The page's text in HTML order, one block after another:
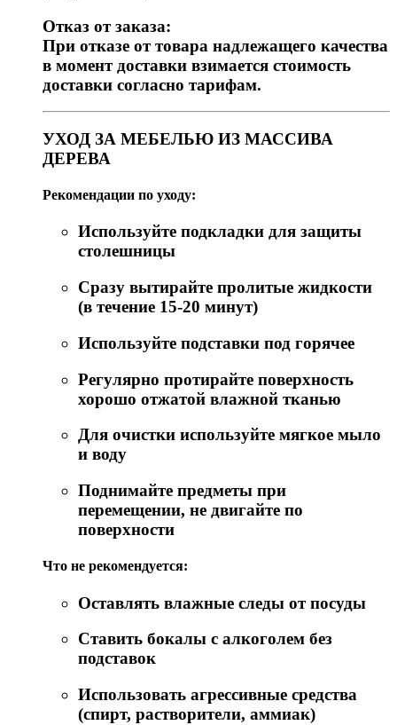
Отказ от заказа:
При отказе от товара надлежащего качества
в момент доставки взимается стоимость
доставки согласно тарифам.
УХОД ЗА МЕБЕЛЬЮ ИЗ МАССИВА
ДЕРЕВА
Рекомендации по уходу:
Используйте подкладки для защиты
столешницы
Сразу вытирайте пролитые жидкости
(в течение 15-20 минут)
Используйте подставки под горячее
Регулярно протирайте поверхность
хорошо отжатой влажной тканью
Для очистки используйте мягкое мыло
и воду
Поднимайте предметы при
перемещении, не двигайте по
поверхности
Что не рекомендуется:
Оставлять влажные следы от посуды
Ставить бокалы с алкоголем без
подставок
Использовать агрессивные средства
(спирт, растворители, аммиак)